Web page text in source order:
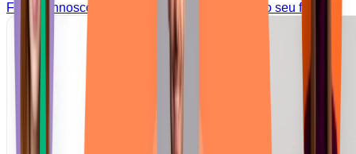
Fale Connosco do seu filho?